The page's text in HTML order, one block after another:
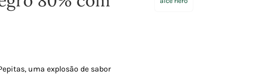
uma explosão de sabor